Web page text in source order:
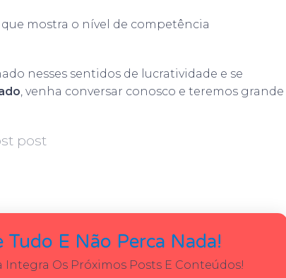
mostra o nível de competência
nesses sentidos de lucratividade e se
, venha conversar conosco e teremos grande
post
E Não Perca Nada!
Integra Os Próximos Posts E Conteúdos!